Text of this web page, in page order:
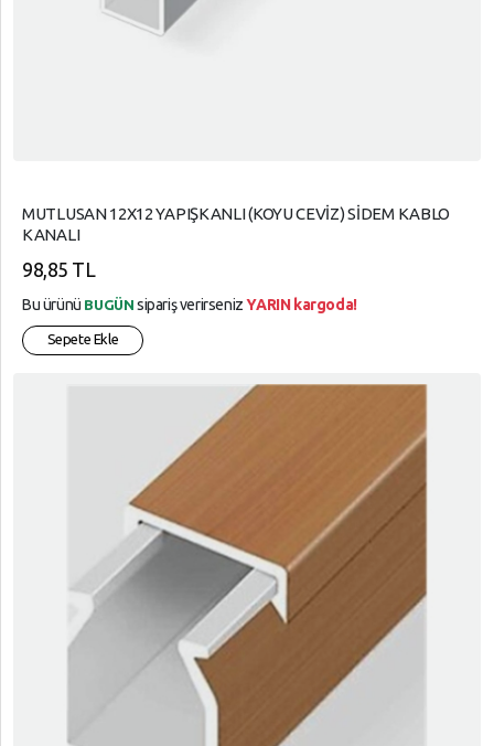
MUTLUSAN 12X12 YAPIŞKANLI (KOYU CEVİZ) SİDEM KABLO
KANALI
98,85 TL
Bu ürünü BUGÜN sipariş verirsenizYARIN kargoda!
Sepete Ekle